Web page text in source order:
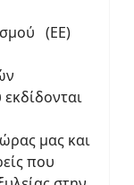
(ΕΕ)
μας και
που